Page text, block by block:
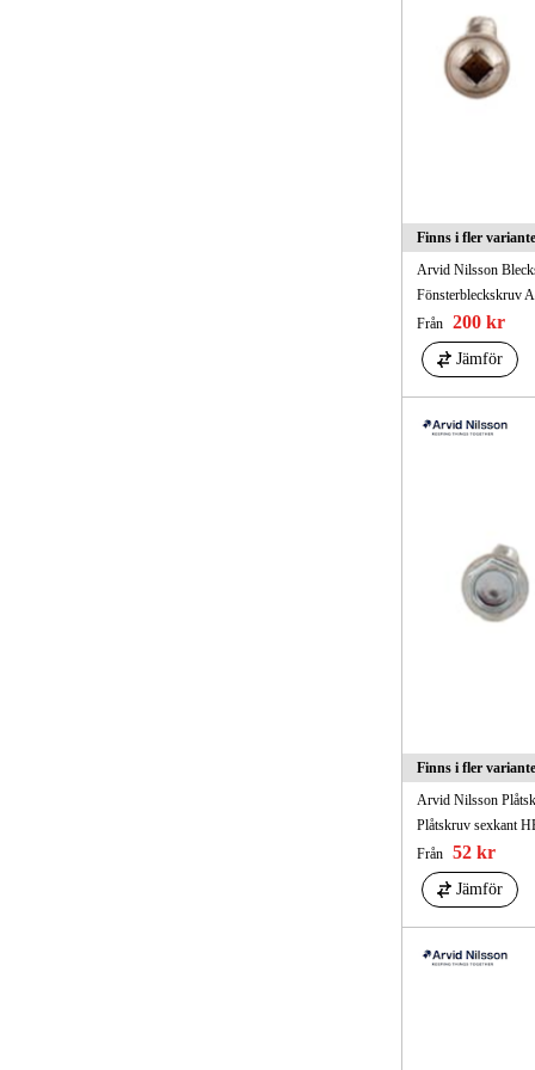
Finns i fler
Arvid Nilsson
Fönsterbleckskruv
Från
200 kr
Jämför
Finns i fler
Arvid Nilsson
Plåtskruv sexkant
Från
52 kr
Jämför